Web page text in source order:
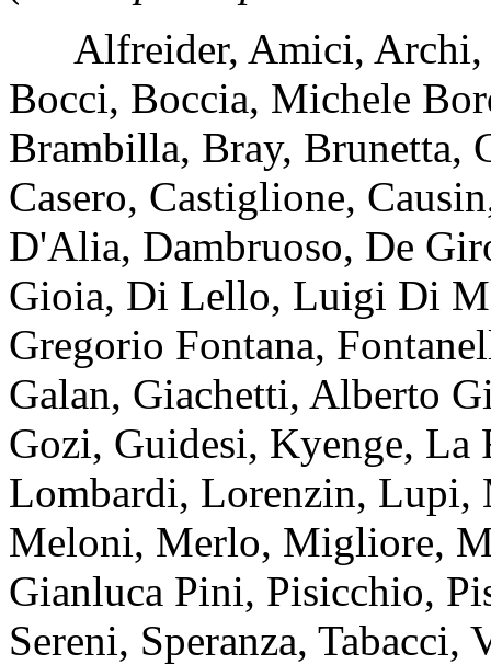
Alfreider, Amici, Archi,
Bocci, Boccia, Michele
Brambilla, Bray, Brunetta,
Casero, Castiglione,
D'Alia, Dambruoso, De
Gioia, Di Lello, Luigi Di
Gregorio Fontana,
Galan, Giachetti, Alberto
Gozi, Guidesi, Kyenge, La
Lombardi, Lorenzin,
Meloni, Merlo, Migliore,
Gianluca Pini, Pisicchio,
Sereni, Speranza,